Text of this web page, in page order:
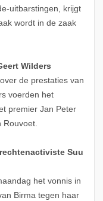
uitbarstingen, krijgt
wordt in de zaak
Wilders
de prestaties van
voerden het
premier Jan Peter
Rouvoet.
Suu
het vonnis in
Birma tegen haar